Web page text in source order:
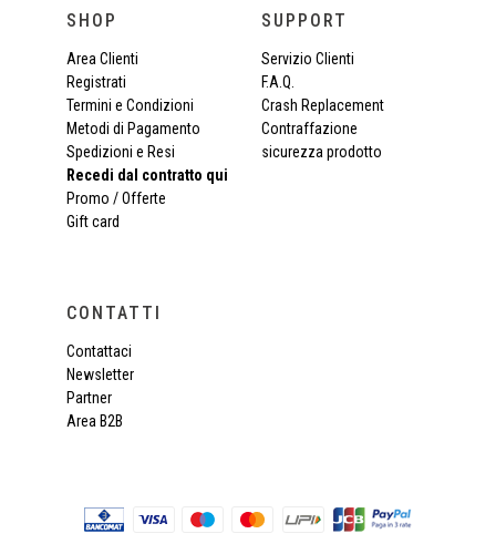
SHOP
Area Clienti
Registrati
Termini e Condizioni
Metodi di Pagamento
Spedizioni e Resi
Recedi dal contratto qui
Promo / Offerte
Gift card
SUPPORT
Servizio Clienti
F.A.Q.
Crash Replacement
Contraffazione
sicurezza prodotto
CONTATTI
Contattaci
Newsletter
Partner
Area B2B